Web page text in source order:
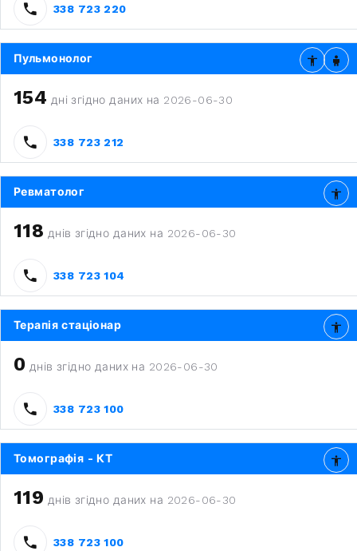
338 723 220
Пульмонолог
154 дні згідно даних на 2026-06-30
338 723 212
Ревматолог
118 днів згідно даних на 2026-06-30
338 723 104
Терапія стаціонар
0 днів згідно даних на 2026-06-30
338 723 100
Томографія - КТ
119 днів згідно даних на 2026-06-30
338 723 100